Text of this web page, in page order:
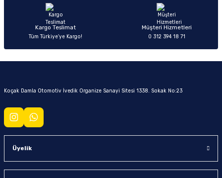
Kargo Teslimat
Tüm Türkiye’ye Kargo!
Müşteri Hizmetleri
0 312 394 18 71
Koçak Damla Otomotiv İvedik Organize Sanayi Sitesi 1338. Sokak No:23
Üyelik